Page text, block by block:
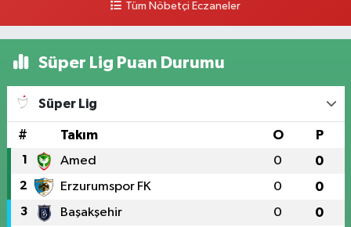
Tüm Nöbetçi Eczaneler
Süper Lig Puan Durumu
Süper Lig
# Takım O P
1 Amed 0 0
2 Erzurumspor FK 0 0
3 Başakşehir 0 0